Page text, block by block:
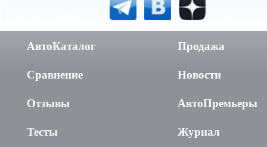
АвтоКаталог
Сравнение
Отзывы
Тесты
Продажа
Новости
АвтоПремьеры
Журнал